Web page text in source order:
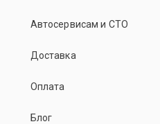
Автосервисам и СТО
Доставка
Оплата
Блог